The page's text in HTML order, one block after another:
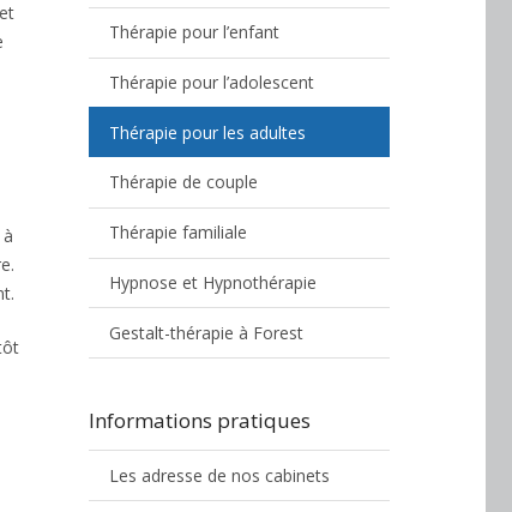
Thérapie pour l’enfant
Thérapie pour l’adolescent
Thérapie pour les adultes
Thérapie de couple
Thérapie familiale
Hypnose et Hypnothérapie
Gestalt-thérapie à Forest
Informations pratiques
Les adresse de nos cabinets